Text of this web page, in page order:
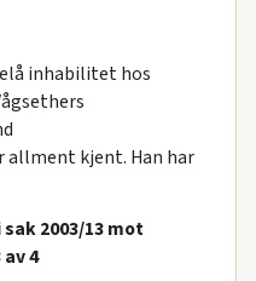
inhabilitet hos
allment kjent. Han har
2003/13 mot
4